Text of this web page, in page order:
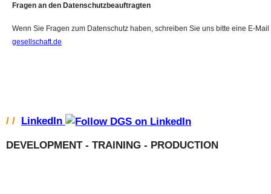
Fragen an den Datenschutzbeauftragten
Wenn Sie Fragen zum Datenschutz haben, schreiben Sie uns bitte eine E-
gesellschaft.de
/ / LinkedIn
DEVELOPMENT - TRAINING - PRODUCTION